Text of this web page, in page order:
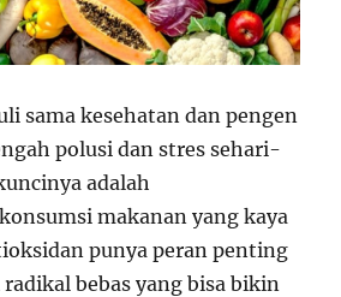
sama kesehatan dan pengen
polusi dan stres sehari-
adalah
makanan yang kaya
punya peran penting
bebas yang bisa bikin